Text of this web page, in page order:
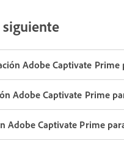
Adobe Captivate Prime
Adobe Captivate Prime
Adobe Captivate Prime